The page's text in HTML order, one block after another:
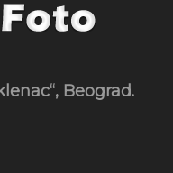
Beograd.